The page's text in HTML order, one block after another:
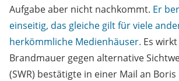
Aufgabe aber nicht nachkommt. Er
einseitig, das gleiche gilt für viele
herkömmliche Medienhäuser. Es
Brandmauer gegen alternative
(SWR) bestätigte in einer Mail an